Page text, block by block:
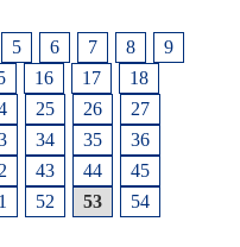
5 6 7 8
9
16 17
18
25 26
27
34 35
36
43 44
45
52 53
54